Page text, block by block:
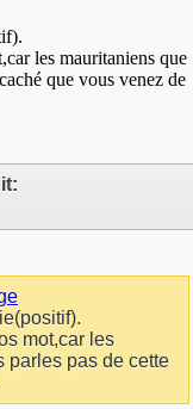
les mauritaniens que
que vous venez de
mot,car les
parles pas de cette